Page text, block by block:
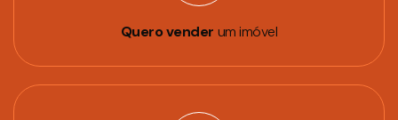
Quero vender um imóvel